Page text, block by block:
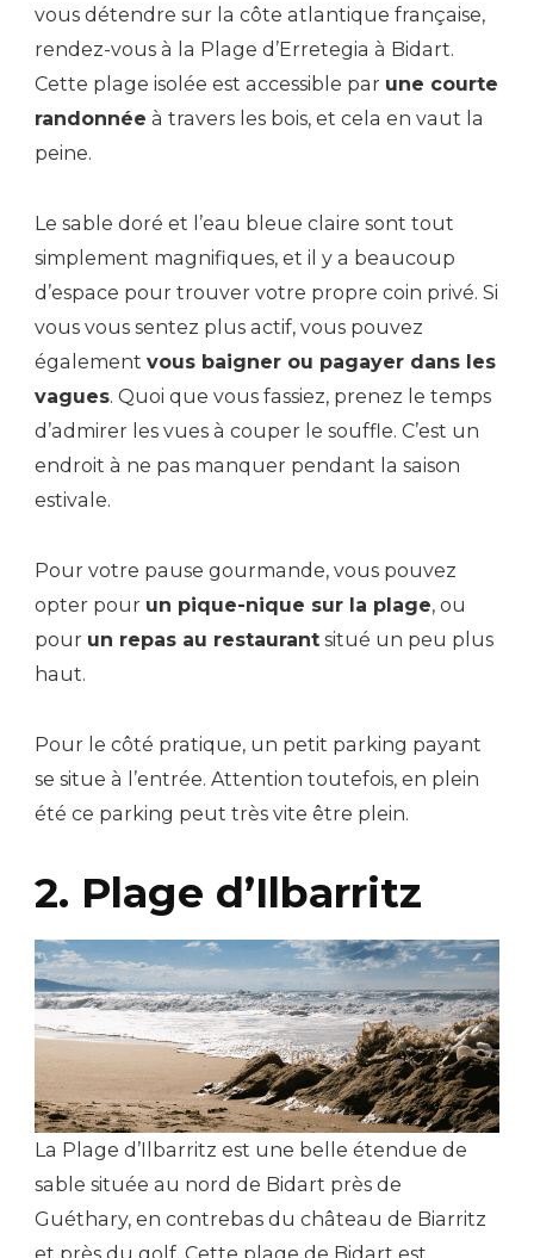
vous détendre sur la côte atlantique française,
rendez-vous à la Plage d’Erretegia à Bidart.
Cette plage isolée est accessible par une courte
randonnée à travers les bois, et cela en vaut la
peine.
Le sable doré et l’eau bleue claire sont tout
simplement magnifiques, et il y a beaucoup
d’espace pour trouver votre propre coin privé. Si
vous vous sentez plus actif, vous pouvez
également vous baigner ou pagayer dans les
vagues. Quoi que vous fassiez, prenez le temps
d’admirer les vues à couper le souffle. C’est un
endroit à ne pas manquer pendant la saison
estivale.
Pour votre pause gourmande, vous pouvez
opter pour un pique-nique sur la plage, ou
pour un repas au restaurant situé un peu plus
haut.
Pour le côté pratique, un petit parking payant
se situe à l’entrée. Attention toutefois, en plein
été ce parking peut très vite être plein.
2. Plage d’Ilbarritz
La Plage d’Ilbarritz est une belle étendue de
sable située au nord de Bidart près de
Guéthary, en contrebas du château de Biarritz
et près du golf. Cette plage de Bidart est